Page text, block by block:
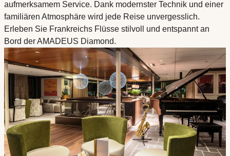
aufmerksamem Service. Dank modernster Technik und einer
familiären Atmosphäre wird jede Reise unvergesslich.
Erleben Sie Frankreichs Flüsse stilvoll und entspannt an
Bord der AMADEUS Diamond.